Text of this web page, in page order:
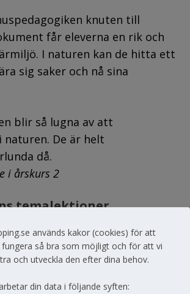
knuten till
får eleverna en rik och
I naturen kan de hitta ett
sig saker och nå sina
blir så lugna av att
naturen. De är helt
då.
i årskurs 2
temalektioner
och gymnasier i
Jönköpings kommuns
används kakor (cookies) för att
så bra som möjligt och för att vi
och utveckla den efter dina behov.
din data i följande syften: